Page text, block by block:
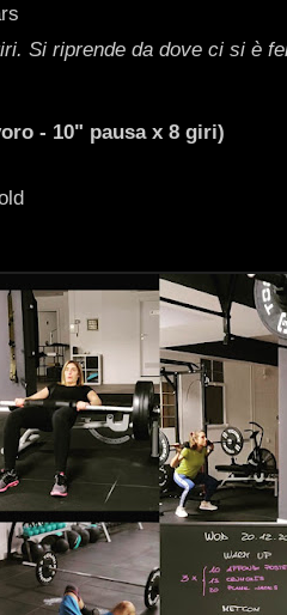
Si riprende da dove ci si è
- 10" pausa x 8 giri)